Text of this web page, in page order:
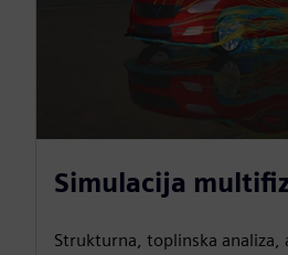
Simulacija
Strukturna, toplinska analiza,